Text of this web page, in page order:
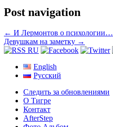
Post navigation
← И Лермонтов о психологии…
Девушкам на заметку →
English
Русский
Следить за обновлениями
О Тигре
Контакт
AfterStep